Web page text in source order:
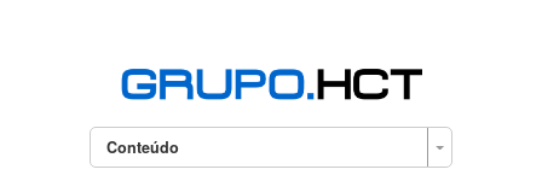
Conteúdo